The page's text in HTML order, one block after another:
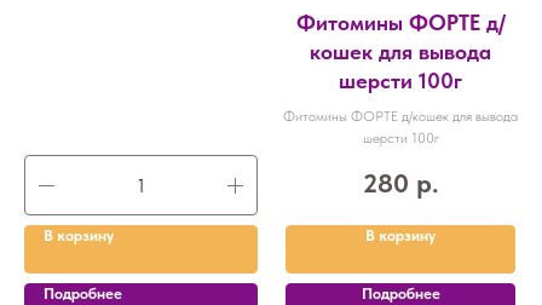
В корзину
Подробнее
Фитомины ФОРТЕ д/
кошек для вывода
шерсти 100г
Фитомины ФОРТЕ д/кошек для вывода
шерсти 100г
280 р.
В корзину
Подробнее